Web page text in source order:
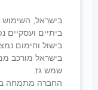
בישראל, השימוש
ביתיים ועסקיים
בישול וחימום
בישראל מורכב
שמש גז.
החברה מתמחה